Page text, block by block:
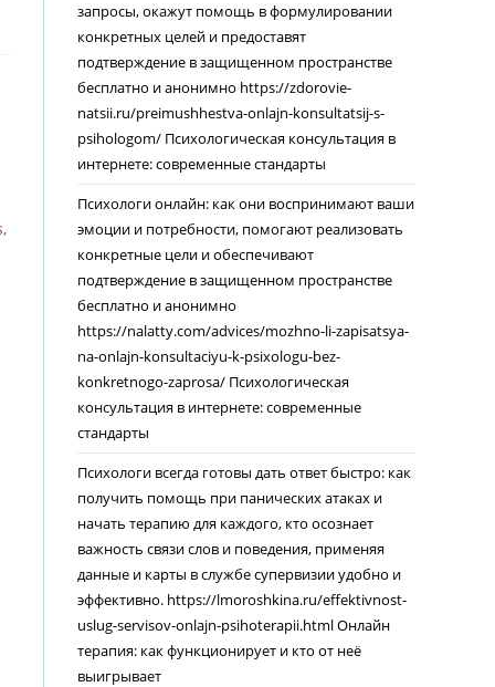
запросы, окажут помощь в формулировании
конкретных целей и предоставят
подтверждение в защищенном пространстве
бесплатно и анонимно https://zdorovie-
natsii.ru/preimushhestva-onlajn-konsultatsij-s-
psihologom/ Психологическая консультация в
интернете: современные стандарты
Психологи онлайн: как они воспринимают ваши
эмоции и потребности, помогают реализовать
конкретные цели и обеспечивают
подтверждение в защищенном пространстве
бесплатно и анонимно
https://nalatty.com/advices/mozhno-li-zapisatsya-
na-onlajn-konsultaciyu-k-psixologu-bez-
konkretnogo-zaprosa/ Психологическая
консультация в интернете: современные
стандарты
Психологи всегда готовы дать ответ быстро: как
получить помощь при панических атаках и
начать терапию для каждого, кто осознает
важность связи слов и поведения, применяя
данные и карты в службе супервизии удобно и
эффективно. https://lmoroshkina.ru/effektivnost-
uslug-servisov-onlajn-psihoterapii.html Онлайн
терапия: как функционирует и кто от неё
выигрывает